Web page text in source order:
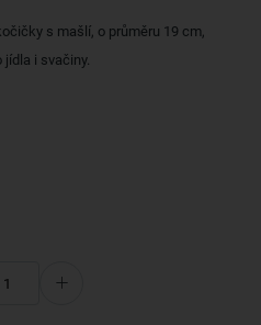
s mašlí, o průměru 19 cm,
jídla i svačiny.